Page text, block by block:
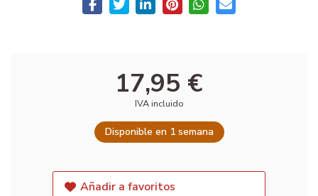
17,95 €
IVA incluido
Disponible en 1 semana
Añadir a favoritos